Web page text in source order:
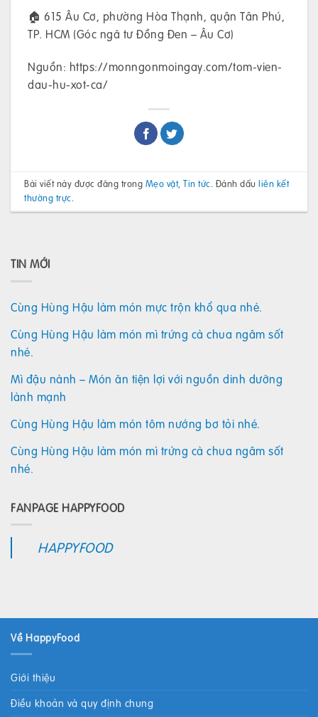
🏠 615 Âu Cơ, phường Hòa Thạnh, quận Tân Phú,
TP. HCM (Góc ngã tư Đồng Đen – Âu Cơ)
Nguồn: https://monngonmoingay.com/tom-vien-
dau-hu-xot-ca/
Bài viết này được đăng trong Mẹo vặt,Tin tức. Đánh dấuliên kết
thường trực.
TIN MỚI
Cùng Hùng Hậu làm món mực trộn khổ qua nhé.
Cùng Hùng Hậu làm món mì trứng cà chua ngâm sốt
nhé.
Mì đậu nành – Món ăn tiện lợi với nguồn dinh dưỡng
lành mạnh
Cùng Hùng Hậu làm món tôm nướng bơ tỏi nhé.
Cùng Hùng Hậu làm món mì trứng cà chua ngâm sốt
nhé.
FANPAGE HAPPYFOOD
HAPPYFOOD
Về HappyFood
Giới thiệu
Điều khoản và quy định chung